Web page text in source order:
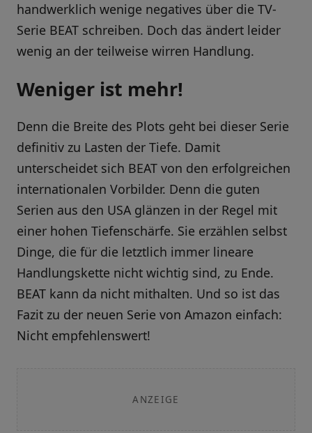
handwerklich wenige negatives über die TV-
Serie BEAT schreiben. Doch das ändert leider
wenig an der teilweise wirren Handlung.
Weniger ist mehr!
Denn die Breite des Plots geht bei dieser Serie
definitiv zu Lasten der Tiefe. Damit
unterscheidet sich BEAT von den erfolgreichen
internationalen Vorbilder. Denn die guten
Serien aus den USA glänzen in der Regel mit
einer hohen Tiefenschärfe. Sie erzählen selbst
Dinge, die für die letztlich immer lineare
Handlungskette nicht wichtig sind, zu Ende.
BEAT kann da nicht mithalten. Und so ist das
Fazit zu der neuen Serie von Amazon einfach:
Nicht empfehlenswert!
ANZEIGE